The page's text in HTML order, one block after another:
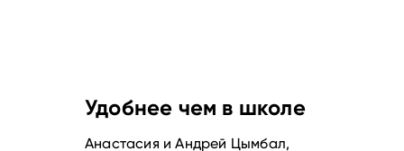
Удобнее чем в школе
Анастасия и Андрей Цымбал,